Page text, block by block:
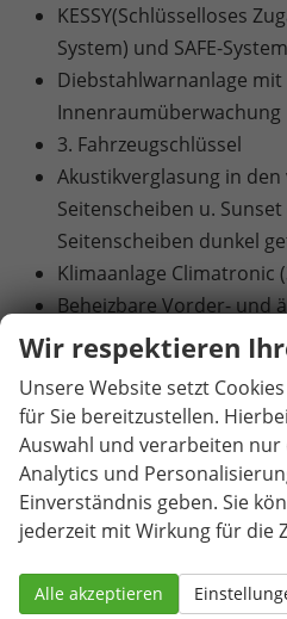
KESSY(Schlüsselloses
System) und SAFE-System
Diebstahlwarnanlage mit
Innenraumüberwachung
3. Fahrzeugschlüssel
Akustikverglasung in
Seitenscheiben u.
Seitenscheiben dunkel
Klimaanlage Climatronic
Beheizbare Vorder- und
Drahtlos beheizbare
Elektrische
Komfortöffnung
Abbiege- und
Matrix-LED-Scheinwerfer
LED-Heckleuchten in
animierten Blinkern und
glanzgedreht (Reifen 235/
Wir respektieren
Unsere Website setzt
für Sie bereitzustellen.
Auswahl und verarbeiten
Analytics und
Einverständnis geben. Sie
jederzeit mit Wirkung für die
Alle akzeptieren